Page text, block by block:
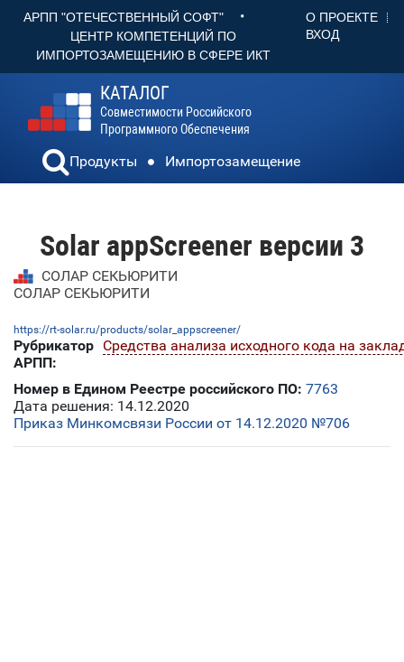
АРПП "ОТЕЧЕСТВЕННЫЙ СОФТ" •
ЦЕНТР КОМПЕТЕНЦИЙ ПО
ИМПОРТОЗАМЕЩЕНИЮ В СФЕРЕ ИКТ
О ПРОЕКТЕ
ВХОД
КАТАЛОГ
Совместимости Российского
Программного Обеспечения
Продукты Импортозамещение
Solar appScreener версии 3
СОЛАР СЕКЬЮРИТИ
СОЛАР СЕКЬЮРИТИ
https://rt-solar.ru/products/solar_appscreener/
Рубрикатор
АРПП:
Средства анализа исходного кода на
Номер в Едином Реестре российского ПО: 7763
Дата решения: 14.12.2020
Приказ Минкомсвязи России от 14.12.2020 №706